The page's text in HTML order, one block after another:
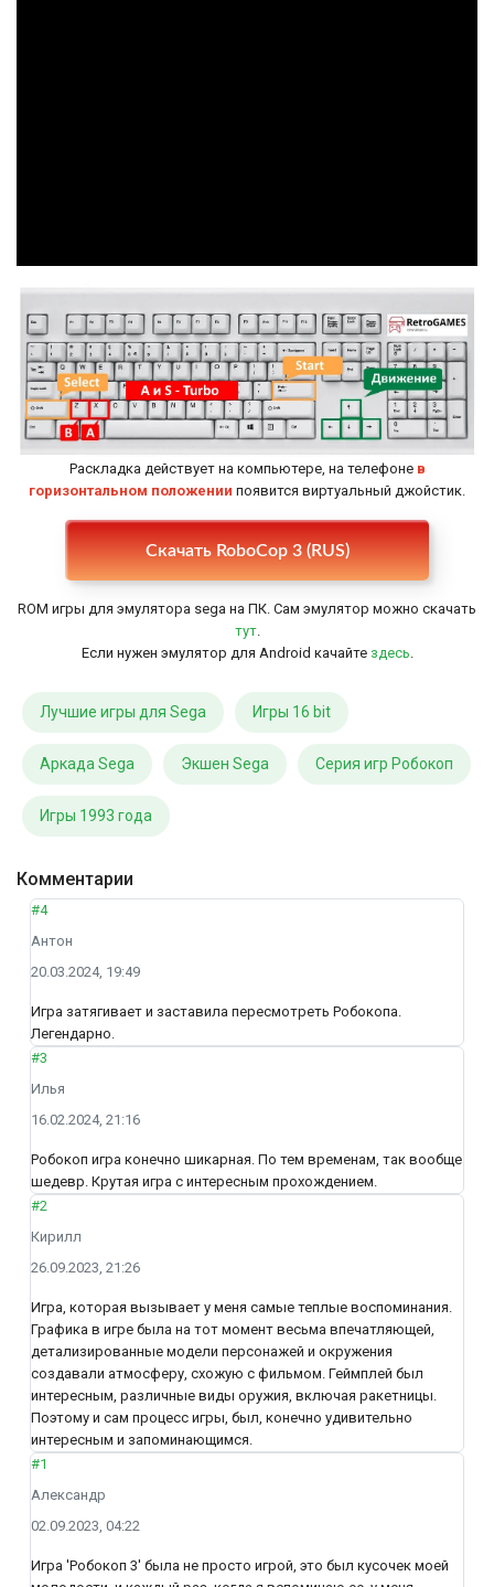
Настройки
Раскладка действует на компьютере, на телефоне в
горизонтальном положении появится виртуальный джойстик.
Скачать RoboCop 3 (RUS)
ROM игры для эмулятора sega на ПК. Сам эмулятор можно скачать
тут.
Если нужен эмулятор для Android качайте здесь.
Лучшие игры для Sega Игры 16 bit
Аркада Sega Экшен Sega Серия игр Робокоп
Игры 1993 года
Комментарии
#4
Антон
20.03.2024, 19:49
Игра затягивает и заставила пересмотреть Робокопа.
Легендарно.
#3
Илья
16.02.2024, 21:16
Робокоп игра конечно шикарная. По тем временам, так вообще
шедевр. Крутая игра с интересным прохождением.
#2
Кирилл
26.09.2023, 21:26
Игра, которая вызывает у меня самые теплые воспоминания.
Графика в игре была на тот момент весьма впечатляющей,
детализированные модели персонажей и окружения
создавали атмосферу, схожую с фильмом. Геймплей был
интересным, различные виды оружия, включая ракетницы.
Поэтому и сам процесс игры, был, конечно удивительно
интересным и запоминающимся.
#1
Александр
02.09.2023, 04:22
Игра 'Робокоп 3' была не просто игрой, это был кусочек моей